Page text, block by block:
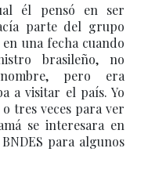
él pensó en ser
parte del grupo
una fecha cuando
brasileño, no
pero era
a visitar el país. Yo
tres veces para ver
se interesara en
para algunos